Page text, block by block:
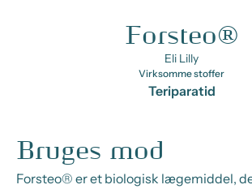
Forsteo®
Eli Lilly
Virksomme stoffer
Teriparatid
Bruges mod
Forsteo® er et biologisk lægemiddel,